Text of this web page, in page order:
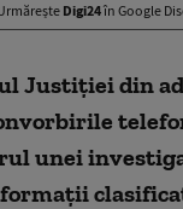
Digi24în Google
Justiției din
unei